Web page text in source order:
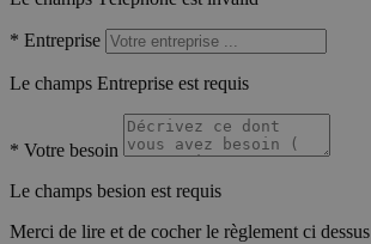
* Entreprise
Le champs Entreprise est requis
* Votre besoin
Le champs besion est requis
Merci de lire et de cocher le règlement ci dessus